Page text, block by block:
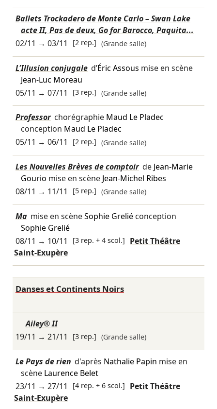
Ballets Trockadero de Monte Carlo – Swan Lake
acte II, Pas de deux, Go for Barocco, Paquita...
02/11 → 03/11 [2 rep.] (Grande salle)
L'Illusion conjugale d’Éric Assous mise en scène
Jean-Luc Moreau
05/11 → 07/11 [3 rep.] (Grande salle)
Professor chorégraphie Maud Le Pladec
conception Maud Le Pladec
05/11 → 06/11 [2 rep.] (Grande salle)
Les Nouvelles Brèves de comptoir de Jean-Marie
Gourio mise en scène Jean-Michel Ribes
08/11 → 11/11 [5 rep.] (Grande salle)
Ma mise en scèneSophie Greliéconception
Sophie Grelié
08/11 → 10/11 [3 rep. + 4 scol.]
Petit Théâtre
Saint-Exupère
Danses et Continents Noirs
Ailey® II
19/11 → 21/11 [3 rep.] (Grande salle)
Le Pays de rien d'après Nathalie Papin mise en
scène Laurence Belet
23/11 → 27/11 [4 rep. + 6 scol.]
Petit Théâtre
Saint-Exupère